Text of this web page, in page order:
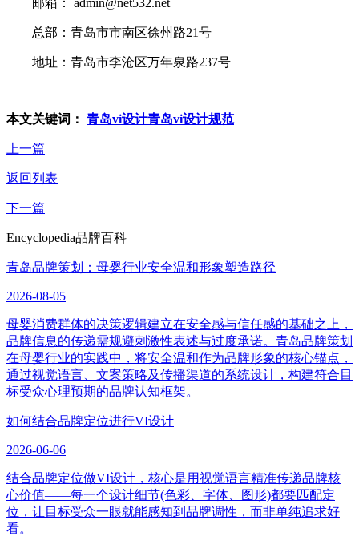
总部：青岛市市南区徐州路21号
地址：青岛市李沧区万年泉路237号
本文关键词： 青岛vi设计青岛vi设计规范
上一篇
返回列表
下一篇
Encyclopedia品牌百科
青岛品牌策划：母婴行业安全温和形象塑造路径
2026-08-05
母婴消费群体的决策逻辑建立在安全感与信任感的基础之上，
品牌信息的传递需规避刺激性表述与过度承诺。青岛品牌策划
在母婴行业的实践中，将安全温和作为品牌形象的核心锚点，
通过视觉语言、文案策略及传播渠道的系统设计，构建符合目
标受众心理预期的品牌认知框架。
如何结合品牌定位进行VI设计
2026-06-06
结合品牌定位做VI设计，核心是用视觉语言精准传递品牌核
心价值——每一个设计细节(色彩、字体、图形)都要匹配定
位，让目标受众一眼就能感知到品牌调性，而非单纯追求好
看。